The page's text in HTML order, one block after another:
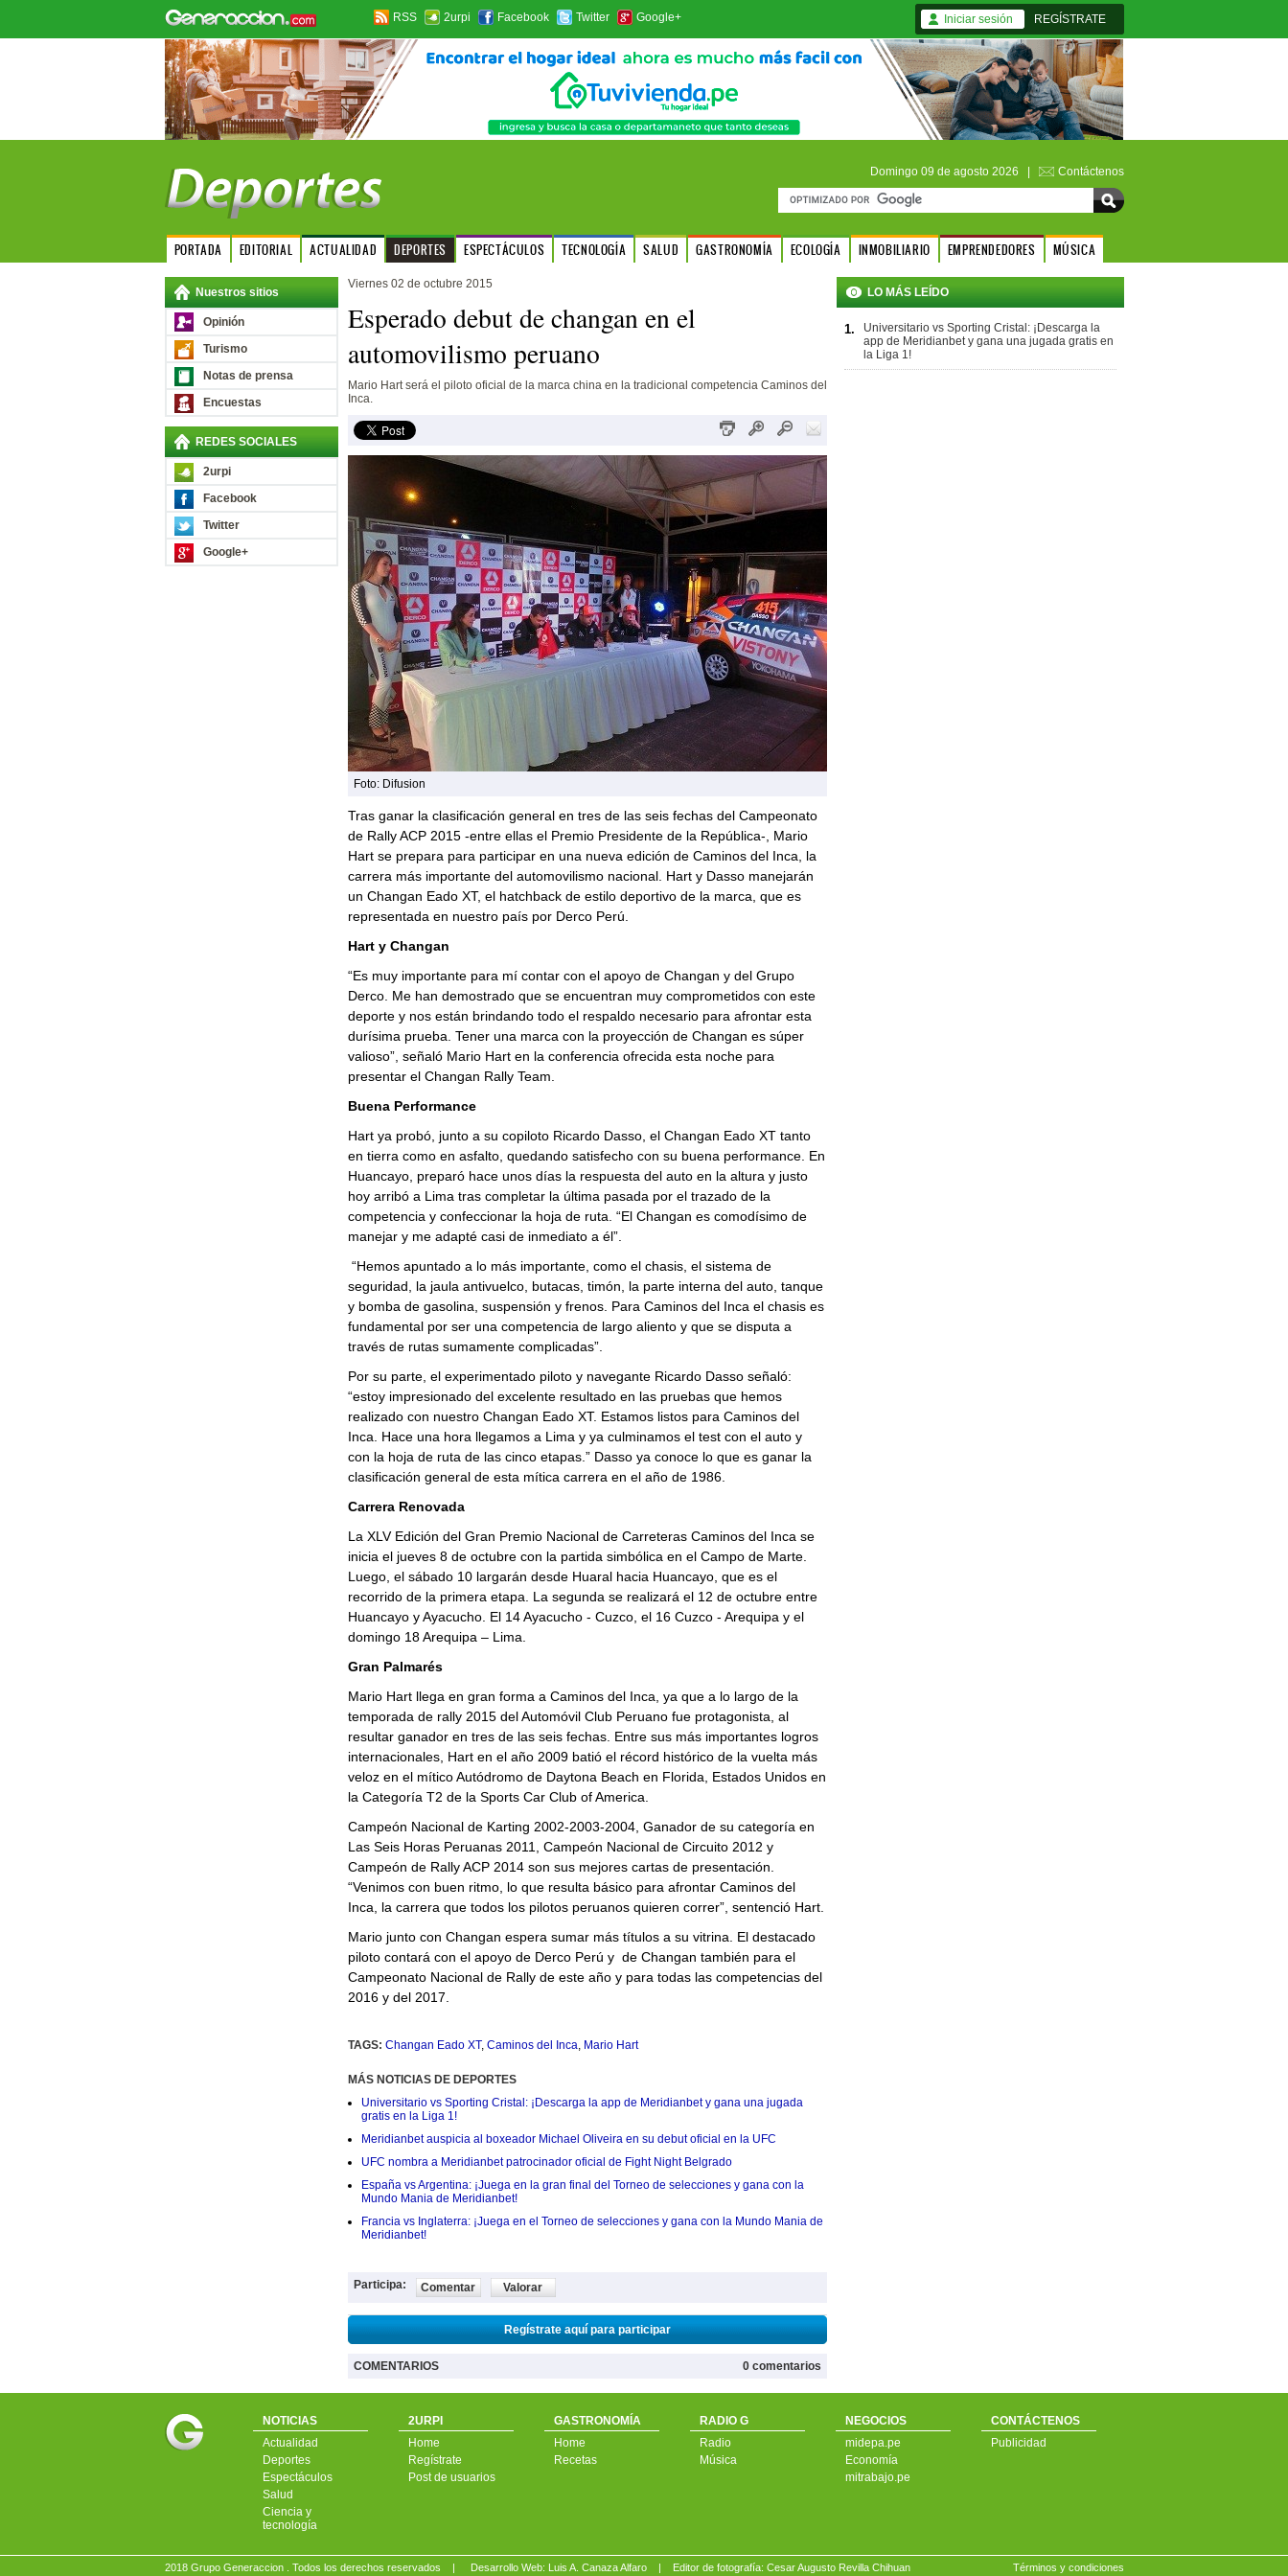
RSS 2urpi Facebook Twitter Google+ Iniciar sesión REGÍSTRATE
Domingo 09 de agosto 2026 | Contáctenos
PORTADA EDITORIAL ACTUALIDAD DEPORTES ESPECTÁCULOS TECNOLOGÍA SALUD GASTRONOMÍA ECOLOGÍA INMOBILIARIO EMPRENDEDORES MÚSICA
Nuestros sitios
Opinión
Turismo
Notas de prensa
Encuestas
REDES SOCIALES
2urpi
Facebook
Twitter
Google+
Viernes 02 de octubre 2015
Esperado debut de changan en el
automovilismo peruano
Mario Hart será el piloto oficial de la marca china en la tradicional competencia Caminos del
Inca.
Foto: Difusion
Tras ganar la clasificación general en tres de las seis fechas del Campeonato
de Rally ACP 2015 -entre ellas el Premio Presidente de la República-, Mario
Hart se prepara para participar en una nueva edición de Caminos del Inca, la
carrera más importante del automovilismo nacional. Hart y Dasso manejarán
un Changan Eado XT, el hatchback de estilo deportivo de la marca, que es
representada en nuestro país por Derco Perú.
Hart y Changan
“Es muy importante para mí contar con el apoyo de Changan y del Grupo
Derco. Me han demostrado que se encuentran muy comprometidos con este
deporte y nos están brindando todo el respaldo necesario para afrontar esta
durísima prueba. Tener una marca con la proyección de Changan es súper
valioso”, señaló Mario Hart en la conferencia ofrecida esta noche para
presentar el Changan Rally Team.
Buena Performance
Hart ya probó, junto a su copiloto Ricardo Dasso, el Changan Eado XT tanto
en tierra como en asfalto, quedando satisfecho con su buena performance. En
Huancayo, preparó hace unos días la respuesta del auto en la altura y justo
hoy arribó a Lima tras completar la última pasada por el trazado de la
competencia y confeccionar la hoja de ruta. “El Changan es comodísimo de
manejar y me adapté casi de inmediato a él”.
“Hemos apuntado a lo más importante, como el chasis, el sistema de
seguridad, la jaula antivuelco, butacas, timón, la parte interna del auto, tanque
y bomba de gasolina, suspensión y frenos. Para Caminos del Inca el chasis es
fundamental por ser una competencia de largo aliento y que se disputa a
través de rutas sumamente complicadas”.
Por su parte, el experimentado piloto y navegante Ricardo Dasso señaló:
“estoy impresionado del excelente resultado en las pruebas que hemos
realizado con nuestro Changan Eado XT. Estamos listos para Caminos del
Inca. Hace una hora llegamos a Lima y ya culminamos el test con el auto y
con la hoja de ruta de las cinco etapas.” Dasso ya conoce lo que es ganar la
clasificación general de esta mítica carrera en el año de 1986.
Carrera Renovada
La XLV Edición del Gran Premio Nacional de Carreteras Caminos del Inca se
inicia el jueves 8 de octubre con la partida simbólica en el Campo de Marte.
Luego, el sábado 10 largarán desde Huaral hacia Huancayo, que es el
recorrido de la primera etapa. La segunda se realizará el 12 de octubre entre
Huancayo y Ayacucho. El 14 Ayacucho - Cuzco, el 16 Cuzco - Arequipa y el
domingo 18 Arequipa – Lima.
Gran Palmarés
Mario Hart llega en gran forma a Caminos del Inca, ya que a lo largo de la
temporada de rally 2015 del Automóvil Club Peruano fue protagonista, al
resultar ganador en tres de las seis fechas. Entre sus más importantes logros
internacionales, Hart en el año 2009 batió el récord histórico de la vuelta más
veloz en el mítico Autódromo de Daytona Beach en Florida, Estados Unidos en
la Categoría T2 de la Sports Car Club of America.
Campeón Nacional de Karting 2002-2003-2004, Ganador de su categoría en
Las Seis Horas Peruanas 2011, Campeón Nacional de Circuito 2012 y
Campeón de Rally ACP 2014 son sus mejores cartas de presentación.
“Venimos con buen ritmo, lo que resulta básico para afrontar Caminos del
Inca, la carrera que todos los pilotos peruanos quieren correr”, sentenció Hart.
Mario junto con Changan espera sumar más títulos a su vitrina. El destacado
piloto contará con el apoyo de Derco Perú y de Changan también para el
Campeonato Nacional de Rally de este año y para todas las competencias del
2016 y del 2017.
TAGS: Changan Eado XT, Caminos del Inca, Mario Hart
MÁS NOTICIAS DE DEPORTES
Universitario vs Sporting Cristal: ¡Descarga la app de Meridianbet y gana una jugada
gratis en la Liga 1!
Meridianbet auspicia al boxeador Michael Oliveira en su debut oficial en la UFC
UFC nombra a Meridianbet patrocinador oficial de Fight Night Belgrado
España vs Argentina: ¡Juega en la gran final del Torneo de selecciones y gana con la
Mundo Mania de Meridianbet!
Francia vs Inglaterra: ¡Juega en el Torneo de selecciones y gana con la Mundo Mania de
Meridianbet!
Participa: Comentar Valorar
Regístrate aquí para participar
COMENTARIOS 0 comentarios
LO MÁS LEÍDO
1.
Universitario vs Sporting Cristal: ¡Descarga la
app de Meridianbet y gana una jugada gratis en
la Liga 1!
NOTICIAS
Actualidad
Deportes
Espectáculos
Salud
Ciencia y
tecnología
2URPI
Home
Regístrate
Post de usuarios
GASTRONOMÍA
Home
Recetas
RADIO G
Radio
Música
NEGOCIOS
midepa.pe
Economía
mitrabajo.pe
CONTÁCTENOS
Publicidad
2018 Grupo Generaccion . Todos los derechos reservados | Desarrollo Web: Luis A. Canaza Alfaro | Editor de fotografía: Cesar Augusto Revilla Chihuan Términos y condiciones